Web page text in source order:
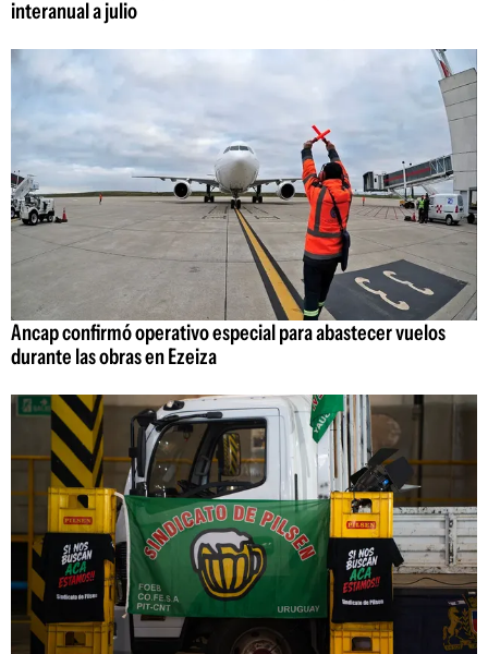
interanual a julio
Ancap confirmó operativo especial para abastecer vuelos
durante las obras en Ezeiza